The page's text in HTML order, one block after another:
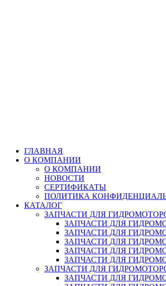
ГЛАВНАЯ
О КОМПАНИИ
О КОМПАНИИ
НОВОСТИ
СЕРТИФИКАТЫ
ПОЛИТИКА
КАТАЛОГ
ЗАПЧАСТИ ДЛЯ
ЗАПЧАСТИ ДЛЯ
ЗАПЧАСТИ ДЛЯ
ЗАПЧАСТИ ДЛЯ
ЗАПЧАСТИ ДЛЯ
ЗАПЧАСТИ ДЛЯ
ЗАПЧАСТИ ДЛЯ
ЗАПЧАСТИ ДЛЯ